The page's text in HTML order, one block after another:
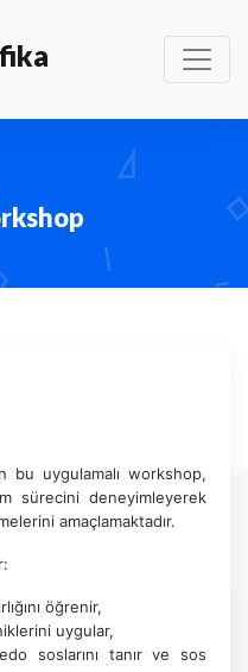
bu uygulamalı workshop,
sürecini deneyimleyerek
amaçlamaktadır.
öğrenir,
uygular,
soslarını tanır ve sos